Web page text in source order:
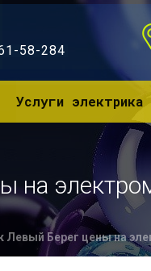
58-284
Услуги электрика
на
Левый Берег цены на